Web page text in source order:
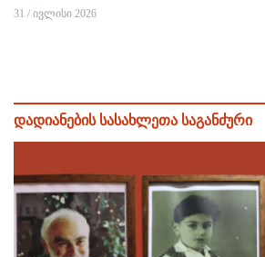
31 / ივლისი 2026
დადიანების სასახლეთა საგანძური